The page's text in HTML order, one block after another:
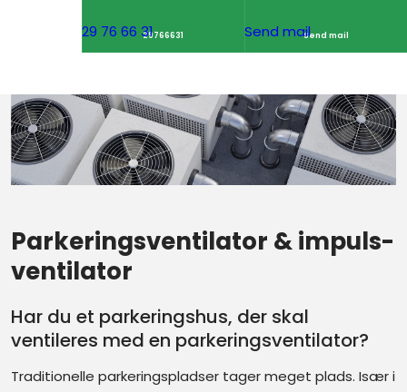
29766631 Send mail
29 76 66 31 Send mail
​Parkerings­ventilator & impuls­
ventilator
Har du et parkeringshus, der skal
ventileres med en parkeringsventilator?
Traditionelle parkeringspladser tager meget plads. Især i